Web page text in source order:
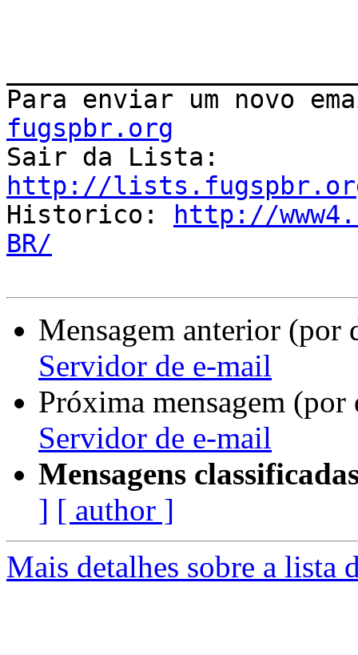
Para enviar um novo
fugspbr.org
http://
Historico:
http://
BR/
Mensagem anterior (por
Servidor de e-mail
Próxima mensagem
Servidor de e-mail
Mensagens
] [ author ]
Mais detalhes sobre a lista